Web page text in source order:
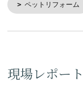
ペットリフォーム
現場レポー